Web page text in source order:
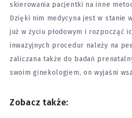
skierowania pacjentki na inne
Dzięki nim medycyna jest w stanie
już w życiu płodowym i rozpocząć
inwazyjnych procedur należy na
zaliczana także do badań
swoim ginekologiem, on wyjaśni
Zobacz także: